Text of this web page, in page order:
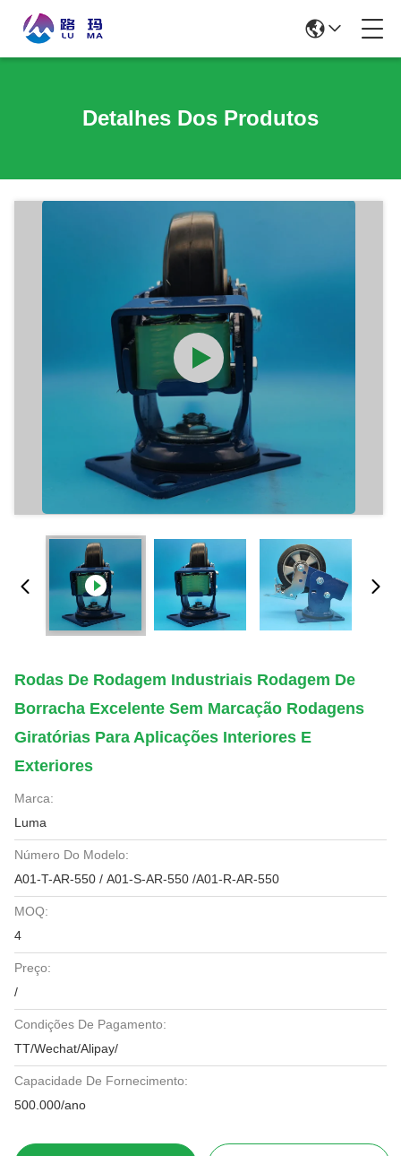
Detalhes Dos Produtos
Rodas De Rodagem Industriais Rodagem De
Borracha Excelente Sem Marcação Rodagens
Giratórias Para Aplicações Interiores E
Exteriores
Marca:
Luma
Número Do Modelo:
A01-T-AR-550 / A01-S-AR-550 /A01-R-AR-550
MOQ:
4
Preço:
/
Condições De Pagamento:
TT/Wechat/Alipay/
Capacidade De Fornecimento:
500.000/ano